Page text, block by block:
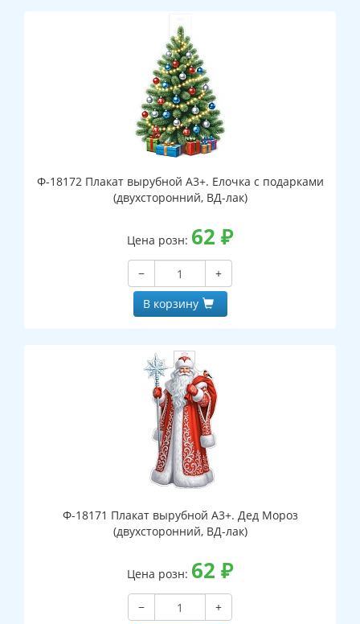
Ф-18172 Плакат вырубной А3+. Елочка с подарками
(двухсторонний, ВД-лак)
Цена розн: 62 ₽
−
+
В корзину
Ф-18171 Плакат вырубной А3+. Дед Мороз
(двухсторонний, ВД-лак)
Цена розн: 62 ₽
−
+